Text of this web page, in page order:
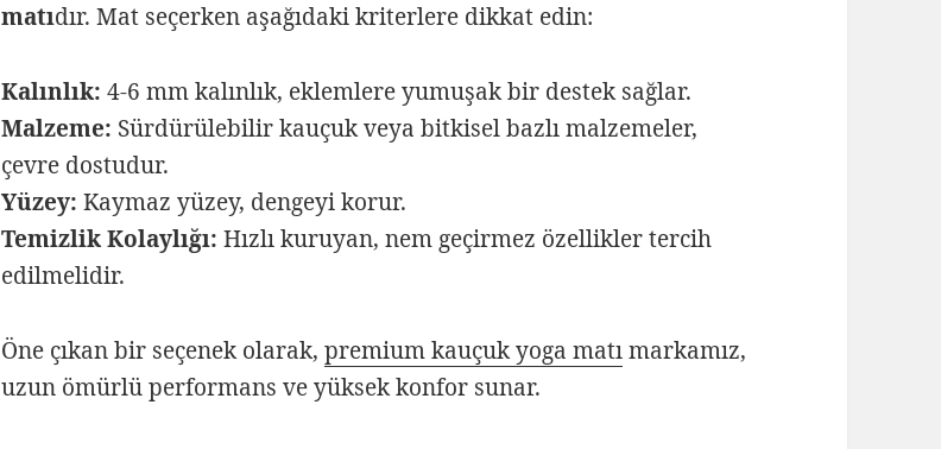
matıdır. Mat seçerken aşağıdaki kriterlere dikkat edin:
Kalınlık: 4-6 mm kalınlık, eklemlere yumuşak bir destek sağlar.
Malzeme: Sürdürülebilir kauçuk veya bitkisel bazlı malzemeler,
çevre dostudur.
Yüzey: Kaymaz yüzey, dengeyi korur.
Temizlik Kolaylığı: Hızlı kuruyan, nem geçirmez özellikler tercih
edilmelidir.
Öne çıkan bir seçenek olarak,premium kauçuk yoga matımarkamız,
uzun ömürlü performans ve yüksek konfor sunar.